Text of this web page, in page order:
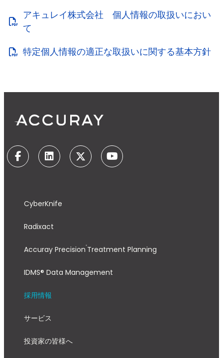
アキュレイ株式会社 個人情報の取扱いにおい
て
特定個人情報の適正な取扱いに関する基本方針
CyberKnife
Radixact
Accuray Precision®Treatment Planning
IDMS® Data Management
採用情報
サービス
投資家の皆様へ